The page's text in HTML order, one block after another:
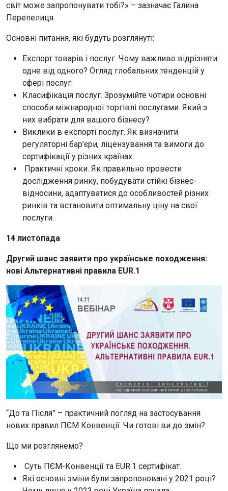
світ може запропонувати тобі?» – зазначає Галина
Перепелиця.
Основні питання, які будуть розглянуті:
Експорт товарів і послуг. Чому важливо відрізняти
одне від одного? Огляд глобальних тенденцій у
сфері послуг.
Класифікація послуг. Зрозумійте чотири основні
способи міжнародної торгівлі послугами. Який з
них вибрати для вашого бізнесу?
Виклики в експорті послуг. Як визначити
регуляторні бар’єри, ліцензування та вимоги до
сертифікації у різних країнах.
Практичні кроки. Як правильно провести
дослідження ринку, побудувати стійкі бізнес-
відносини, адаптуватися до особливостей різних
ринків та встановити оптимальну ціну на свої
послуги.
14 листопада
Другий шанс заявити про українське походження:
нові Альтернативні правила EUR.1
“До та Після” – практичний погляд на застосування
нових правил ПЄМ Конвенції. Чи готові ви до змін?
Що ми розглянемо?
Суть ПЄМ-Конвенції та EUR.1 сертифікат.
Які основні зміни були запропоновані у 2021 році?